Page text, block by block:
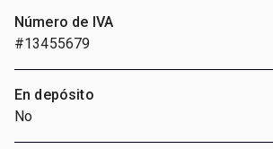
Número de IVA
#13455679
En depósito
No